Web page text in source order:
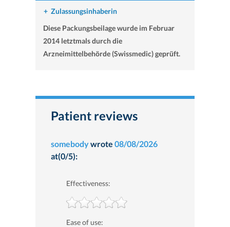
+ Zulassungsinhaberin
Diese Packungsbeilage wurde im Februar
2014 letztmals durch die
Arzneimittelbehörde (Swissmedic) geprüft.
Patient reviews
somebodywrote 08/08/2026
at(0/5):
Effectiveness:
Ease of use: